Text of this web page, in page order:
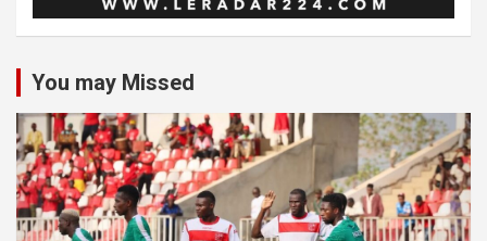
You may Missed